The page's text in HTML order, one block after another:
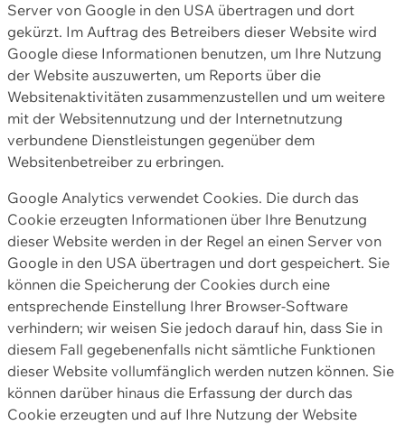
Server von Google in den USA übertragen und dort
gekürzt. Im Auftrag des Betreibers dieser Website wird
Google diese Informationen benutzen, um Ihre Nutzung
der Website auszuwerten, um Reports über die
Websitenaktivitäten zusammenzustellen und um weitere
mit der Websitennutzung und der Internetnutzung
verbundene Dienstleistungen gegenüber dem
Websitenbetreiber zu erbringen.
Google Analytics verwendet Cookies. Die durch das
Cookie erzeugten Informationen über Ihre Benutzung
dieser Website werden in der Regel an einen Server von
Google in den USA übertragen und dort gespeichert. Sie
können die Speicherung der Cookies durch eine
entsprechende Einstellung Ihrer Browser-Software
verhindern; wir weisen Sie jedoch darauf hin, dass Sie in
diesem Fall gegebenenfalls nicht sämtliche Funktionen
dieser Website vollumfänglich werden nutzen können. Sie
können darüber hinaus die Erfassung der durch das
Cookie erzeugten und auf Ihre Nutzung der Website